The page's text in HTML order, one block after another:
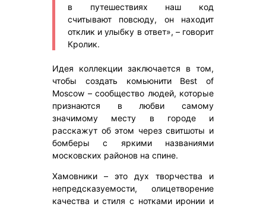
в путешествиях наш код
считывают повсюду, он находит
отклик и улыбку в ответ», – говорит
Кролик.
Идея коллекции заключается в том,
чтобы создать комьюнити Best of
Moscow – сообщество людей, которые
признаются в любви самому
значимому месту в городе и
расскажут об этом через свитшоты и
бомберы с яркими названиями
московских районов на спине.
Хамовники – это дух творчества и
непредсказуемости, олицетворение
качества и стиля с нотками иронии и